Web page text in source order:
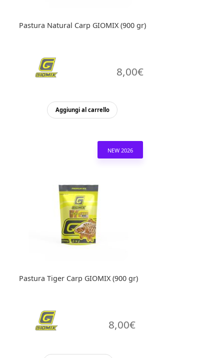
Pastura Natural Carp GIOMIX (900 gr)
8,00€
Aggiungi al carrello
NEW 2026
Pastura Tiger Carp GIOMIX (900 gr)
8,00€